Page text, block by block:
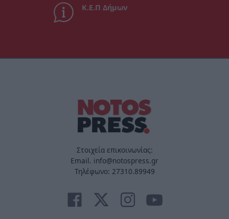
Κ.Ε.Π Δήμων
Στοιχεία επικοινωνίας:
Email. info@notospress.gr
Τηλέφωνο: 27310.89949